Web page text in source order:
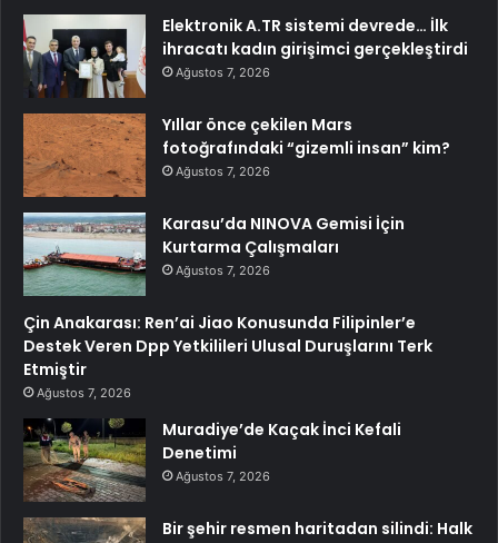
Elektronik A.TR sistemi devrede… İlk
ihracatı kadın girişimci gerçekleştirdi
Ağustos 7, 2026
Yıllar önce çekilen Mars
fotoğrafındaki “gizemli insan” kim?
Ağustos 7, 2026
Karasu’da NINOVA Gemisi İçin
Kurtarma Çalışmaları
Ağustos 7, 2026
Çin Anakarası: Ren’ai Jiao Konusunda Filipinler’e
Destek Veren Dpp Yetkilileri Ulusal Duruşlarını Terk
Etmiştir
Ağustos 7, 2026
Muradiye’de Kaçak İnci Kefali
Denetimi
Ağustos 7, 2026
Bir şehir resmen haritadan silindi: Halk